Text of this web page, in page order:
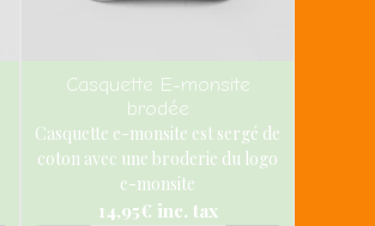
Casquette E-monsite
brodée
Casquette e-monsite est sergé de
coton avec une broderie du logo
e-monsite
14,95€ inc. tax